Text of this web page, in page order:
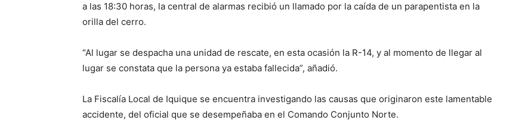
a las 18:30 horas, la central de alarmas recibió un llamado por la caída de un parapentista en la
orilla del cerro.
“Al lugar se despacha una unidad de rescate, en esta ocasión la R-14, y al momento de llegar al
lugar se constata que la persona ya estaba fallecida”, añadió.
La Fiscalía Local de Iquique se encuentra investigando las causas que originaron este lamentable
accidente, del oficial que se desempeñaba en el Comando Conjunto Norte.